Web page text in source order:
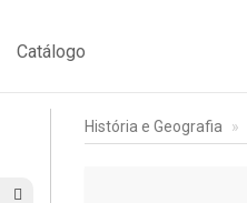
Catálogo
História e Geografia